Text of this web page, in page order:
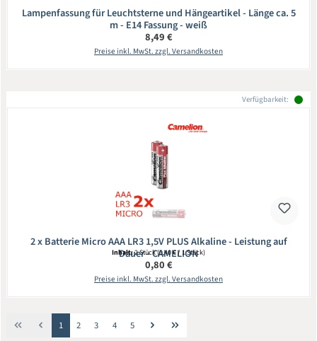
Lampenfassung für Leuchtsterne und Hängeartikel - Länge ca. 5
m - E14 Fassung - weiß
Regulärer Preis:
8,49 €
Preise inkl. MwSt. zzgl. Versandkosten
Verfügbarkeit:
2 x Batterie Micro AAA LR3 1,5V PLUS Alkaline - Leistung auf
Dauer - CAMELION
Inhalt:2 Stück(0,40 € / 1 Stück)
Regulärer Preis:
0,80 €
Preise inkl. MwSt. zzgl. Versandkosten
Seite
1 Seite
2 Seite
3 Seite
4 Seite
5